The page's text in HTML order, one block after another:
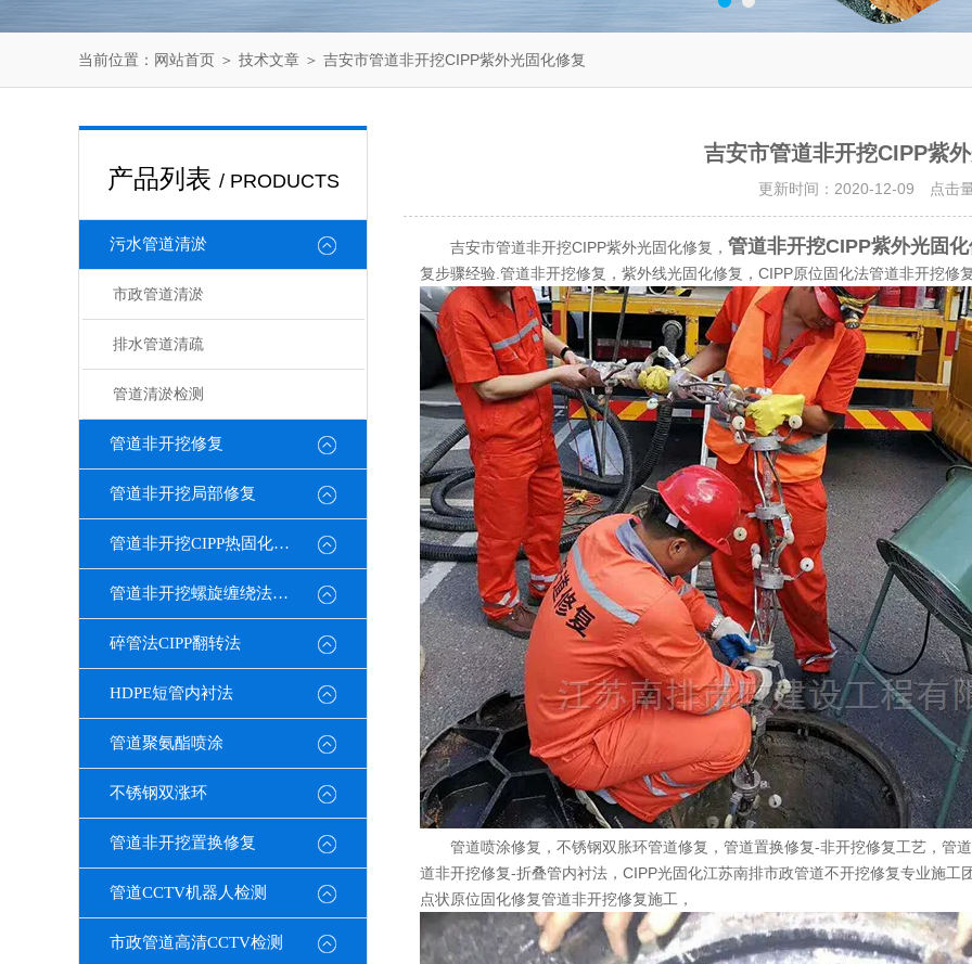
当前位置： 网站首页 ＞ 技术文章 ＞ 吉安市管道非开挖CIPP紫外光固化修复
产品列表 / PRODUCTS
污水管道清淤
市政管道清淤
排水管道清疏
管道清淤检测
管道非开挖修复
管道非开挖局部修复
管道非开挖CIPP热固化修复
管道非开挖螺旋缠绕法修复
碎管法CIPP翻转法
HDPE短管内衬法
管道聚氨酯喷涂
不锈钢双涨环
管道非开挖置换修复
管道CCTV机器人检测
市政管道高清CCTV检测
吉安市管道非开挖CIPP紫
更新时间：2020-12-09 点击
吉安市管道非开挖CIPP紫外光固化修复， 管道非开挖CIPP紫外光固
复步骤经验.管道非开挖修复，紫外线光固化修复，CIPP原位固化法管道非开挖修
管道喷涂修复，不锈钢双胀环管道修复，管道置换修复-非开挖修复工艺，管
道非开挖修复-折叠管内衬法，CIPP光固化江苏南排市政管道不开挖修复专业施
点状原位固化修复管道非开挖修复施工，